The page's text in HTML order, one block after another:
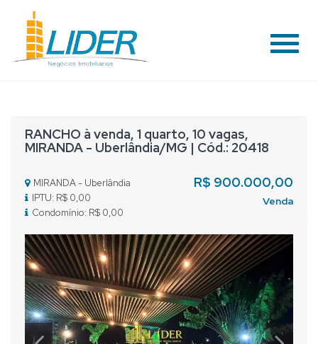
#
RANCHO à venda, 1 quarto, 10 vagas,
MIRANDA - Uberlândia/MG | Cód.: 20418
MIRANDA - Uberlândia
IPTU: R$ 0,00
Condomínio: R$ 0,00
R$ 900.000,00
Venda
Previous